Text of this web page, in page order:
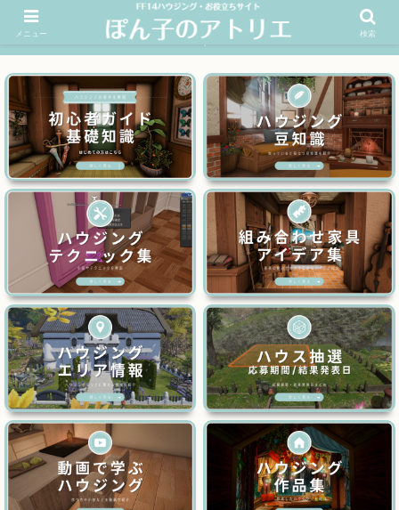
FF14ハウジングお役立ちサイト│ぽん子のアトリエを応援 >>
メニュー 検索